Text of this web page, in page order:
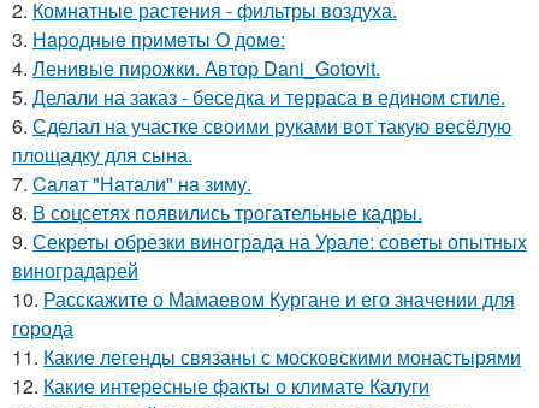
2. Комнатные растения - фильтры воздуха.
3. Нapoдныe пpимeты O дoмe:
4. Ленивые пирожки. Автор Dani_Gotovit.
5. Делали на заказ - беседка и терраса в едином стиле.
6. Сделал на участке своими руками вот такую весёлую
площадку для сына.
7. Caлaт "Нaтaли" нa зиму.
8. В соцсетях появились трогательные кадры.
9. Секреты обрезки винограда на Урале: советы опытных
виноградарей
10. Расскажите о Мамаевом Кургане и его значении для
города
11. Какие легенды связаны с московскими монастырями
12. Какие интересные факты о климате Калуги